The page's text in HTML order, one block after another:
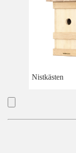
Nistkästen